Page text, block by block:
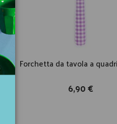
Forchetta da tavola a
6,90 €